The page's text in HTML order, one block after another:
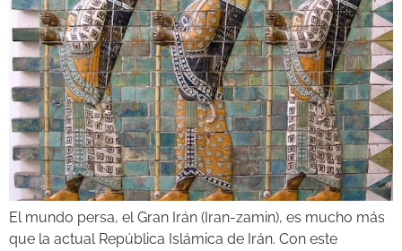
El mundo persa, el Gran Irán (Iran-zamin), es mucho más
que la actual República Islámica de Irán. Con este